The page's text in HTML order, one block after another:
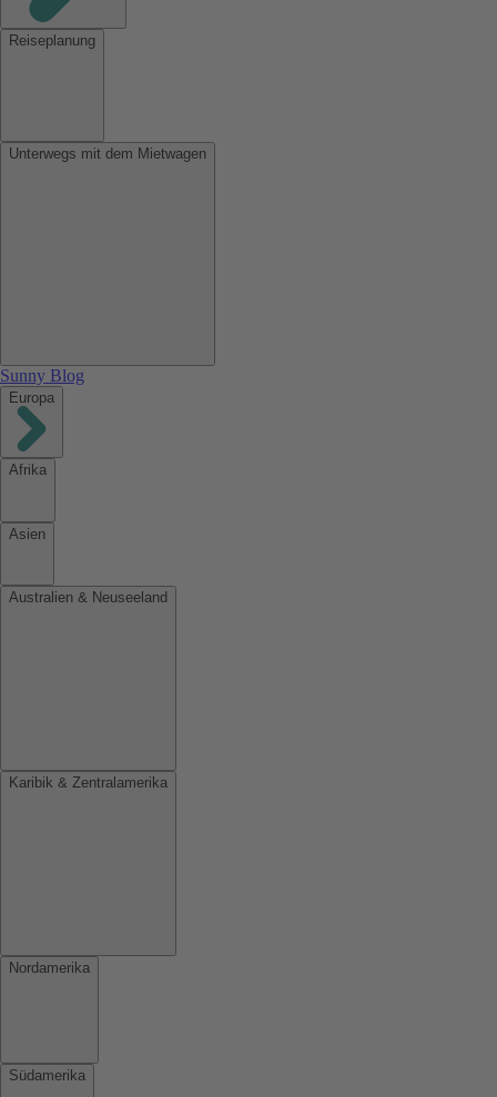
Reiseplanung
Unterwegs mit dem Mietwagen
Sunny Blog
Europa
Afrika
Asien
Australien & Neuseeland
Karibik & Zentralamerika
Nordamerika
Südamerika